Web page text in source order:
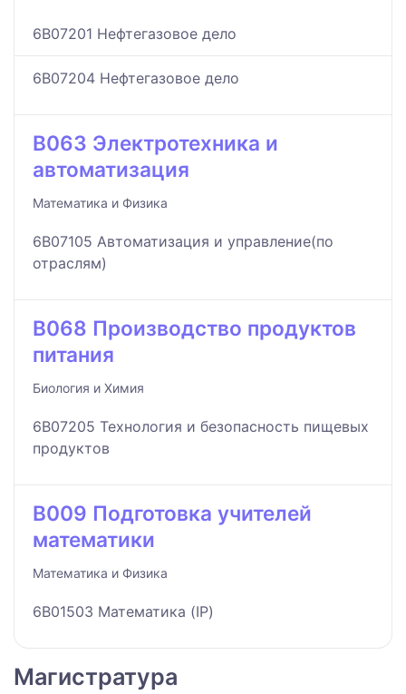
6B07201 Нефтегазовое дело
6B07204 Нефтегазовое дело
B063 Электротехника и
автоматизация
Математика и Физика
6B07105 Автоматизация и управление(по
отраслям)
B068 Производство продуктов
питания
Биология и Химия
6B07205 Технология и безопасность пищевых
продуктов
B009 Подготовка учителей
математики
Математика и Физика
6B01503 Математика (IP)
Магистратура